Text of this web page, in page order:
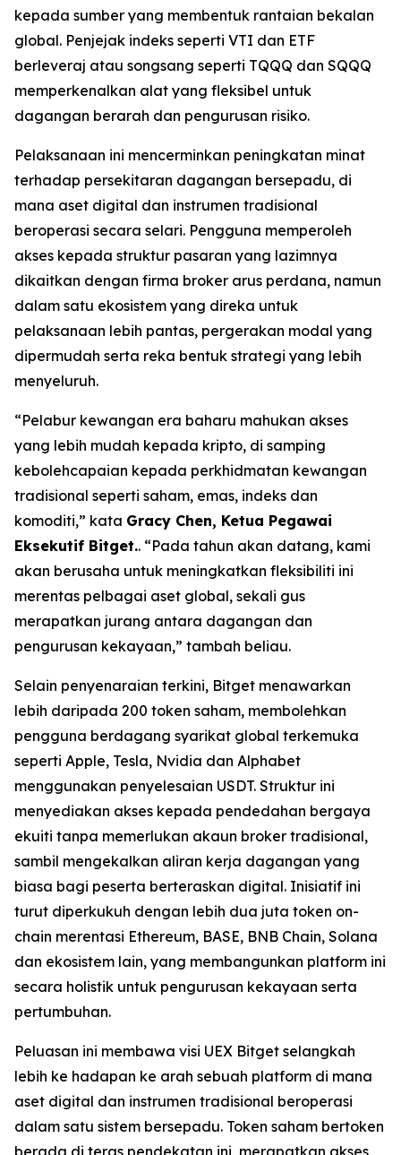
kepada sumber yang membentuk rantaian bekalan
global. Penjejak indeks seperti VTI dan ETF
berleveraj atau songsang seperti TQQQ dan SQQQ
memperkenalkan alat yang fleksibel untuk
dagangan berarah dan pengurusan risiko.
Pelaksanaan ini mencerminkan peningkatan minat
terhadap persekitaran dagangan bersepadu, di
mana aset digital dan instrumen tradisional
beroperasi secara selari. Pengguna memperoleh
akses kepada struktur pasaran yang lazimnya
dikaitkan dengan firma broker arus perdana, namun
dalam satu ekosistem yang direka untuk
pelaksanaan lebih pantas, pergerakan modal yang
dipermudah serta reka bentuk strategi yang lebih
menyeluruh.
“Pelabur kewangan era baharu mahukan akses
yang lebih mudah kepada kripto, di samping
kebolehcapaian kepada perkhidmatan kewangan
tradisional seperti saham, emas, indeks dan
komoditi,” kata Gracy Chen, Ketua Pegawai
Eksekutif Bitget.. “Pada tahun akan datang, kami
akan berusaha untuk meningkatkan fleksibiliti ini
merentas pelbagai aset global, sekali gus
merapatkan jurang antara dagangan dan
pengurusan kekayaan,” tambah beliau.
Selain penyenaraian terkini, Bitget menawarkan
lebih daripada 200 token saham, membolehkan
pengguna berdagang syarikat global terkemuka
seperti Apple, Tesla, Nvidia dan Alphabet
menggunakan penyelesaian USDT. Struktur ini
menyediakan akses kepada pendedahan bergaya
ekuiti tanpa memerlukan akaun broker tradisional,
sambil mengekalkan aliran kerja dagangan yang
biasa bagi peserta berteraskan digital. Inisiatif ini
turut diperkukuh dengan lebih dua juta token on-
chain merentasi Ethereum, BASE, BNB Chain, Solana
dan ekosistem lain, yang membangunkan platform ini
secara holistik untuk pengurusan kekayaan serta
pertumbuhan.
Peluasan ini membawa visi UEX Bitget selangkah
lebih ke hadapan ke arah sebuah platform di mana
aset digital dan instrumen tradisional beroperasi
dalam satu sistem bersepadu. Token saham bertoken
berada di teras pendekatan ini, merapatkan akses